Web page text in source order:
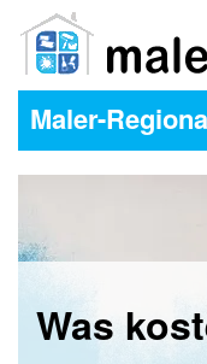
Maler-
Was